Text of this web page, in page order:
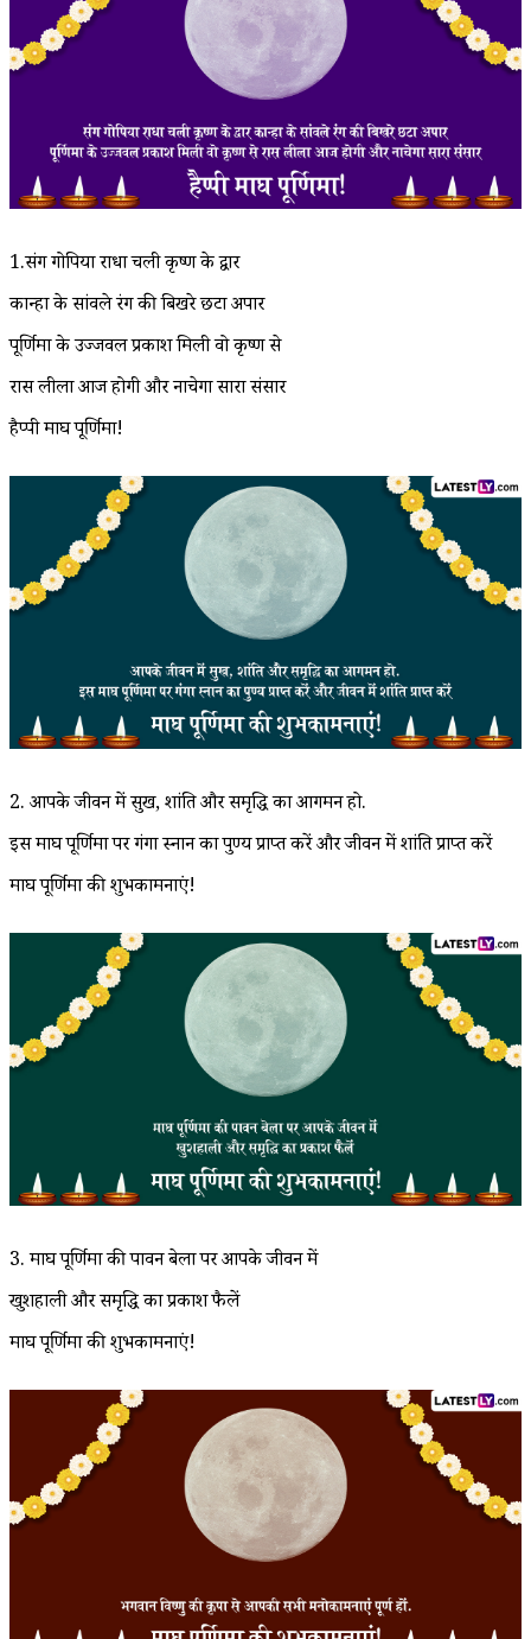
1.संग गोपिया राधा चली कृष्ण के द्वार
कान्हा के सांवले रंग की बिखरे छटा अपार
पूर्णिमा के उज्जवल प्रकाश मिली वो कृष्ण से
रास लीला आज होगी और नाचेगा सारा संसार
हैप्पी माघ पूर्णिमा!
2. आपके जीवन में सुख, शांति और समृद्धि का आगमन हो.
इस माघ पूर्णिमा पर गंगा स्नान का पुण्य प्राप्त करें और जीवन में शांति प्राप्त करें
माघ पूर्णिमा की शुभकामनाएं!
3. माघ पूर्णिमा की पावन बेला पर आपके जीवन में
खुशहाली और समृद्धि का प्रकाश फैलें
माघ पूर्णिमा की शुभकामनाएं!